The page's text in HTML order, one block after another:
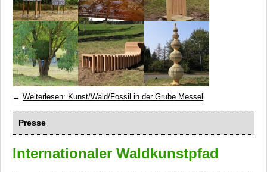
Weiterlesen: Kunst/Wald/Fossil in der Grube Messel
Presse
Internationaler Waldkunstpfad